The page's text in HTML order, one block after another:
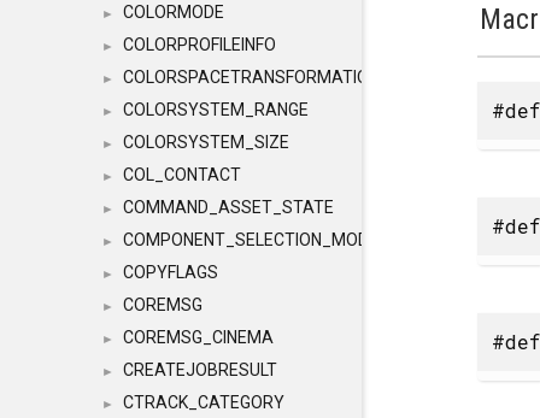
► COLORMODE
► COLORPROFILEINFO
► COLORSPACETRANSFORMATION
► COLORSYSTEM_RANGE
► COLORSYSTEM_SIZE
► COL_CONTACT
► COMMAND_ASSET_STATE
► COMPONENT_SELECTION_MODES
► COPYFLAGS
► COREMSG
► COREMSG_CINEMA
► CREATEJOBRESULT
► CTRACK_CATEGORY